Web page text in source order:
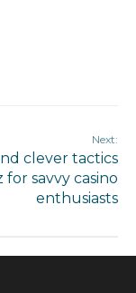
Next:
clever tactics
savvy casino
enthusiasts